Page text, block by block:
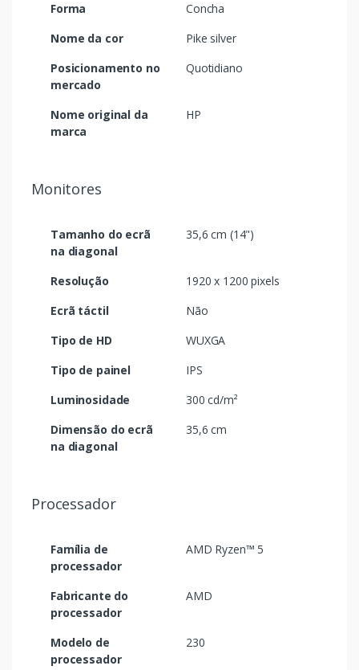
Forma
Concha
Nome da cor
Pike silver
Posicionamento no
mercado
Quotidiano
Nome original da
marca
HP
Monitores
Tamanho do ecrã
na diagonal
35,6 cm (14")
Resolução
1920 x 1200 pixels
Ecrã táctil
Não
Tipo de HD
WUXGA
Tipo de painel
IPS
Luminosidade
300 cd/m²
Dimensão do ecrã
na diagonal
35,6 cm
Processador
Família de
processador
AMD Ryzen™ 5
Fabricante do
processador
AMD
Modelo de
processador
230